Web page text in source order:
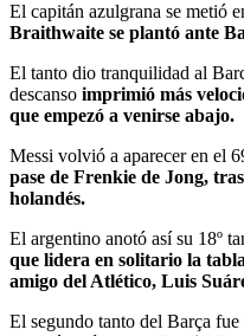
El capitán azulgrana se metió
Braithwaite se plantó ante
El tanto dio tranquilidad al
descanso imprimió más
que empezó a venirse abajo.
Messi volvió a aparecer en el
pase de Frenkie de Jong,
holandés.
El argentino anotó así su 18º
que lidera en solitario la
amigo del Atlético, Luis
El segundo tanto del Barça